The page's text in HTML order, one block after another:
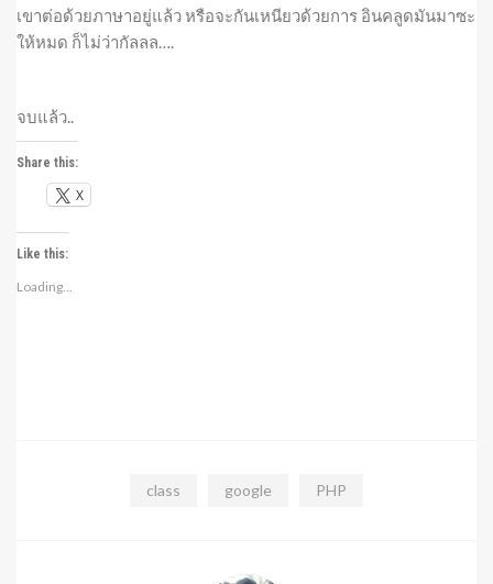
เขาต่อด้วยภาษาอยู่แล้ว หรือจะกันเหนียวด้วยการ อินคลูดมันมาซะ
ให้หมด ก็ไม่ว่ากัลลล….
จบแล้ว..
Share this:
X
Like this:
Loading...
class google PHP